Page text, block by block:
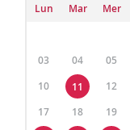
Lun Mar Mer
03
04 05
10
11 12
17
18 19